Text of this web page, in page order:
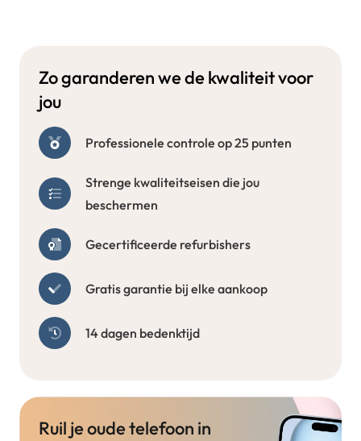
Zo garanderen we de kwaliteit voor
jou
Professionele controle op 25 punten
Strenge kwaliteitseisen die jou
beschermen
Gecertificeerde refurbishers
Gratis garantie bij elke aankoop
14 dagen bedenktijd
Ruil je oude telefoon in